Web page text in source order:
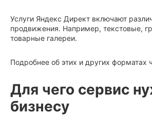
Услуги Яндекс Директ включают
продвижения. Например, текстовые,
товарные галереи.
Подробнее об этих и других форматах
Для чего сервис
бизнесу